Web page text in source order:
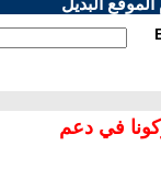
البديل
في دعم